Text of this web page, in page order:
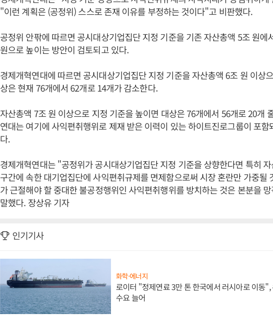
"이런 계획은 (공정위) 스스로 존재 이유를 부정하는 것이다"고 비판했다.
공정위 안팎에 따르면 공시대상기업집단 지정 기준을 기존 자산총액 5조 원에
원으로 높이는 방안이 검토되고 있다.
경제개혁연대에 따르면 공시대상기업집단 지정 기준을 자산총액 6조 원 이상
상은 현재 76개에서 62개로 14개가 감소한다.
자산총액 7조 원 이상으로 지정 기준을 높이면 대상은 76개에서 56개로 20개
연대는 여기에 사익편취행위로 제재 받은 이력이 있는 하이트진로그룹이 포함
다.
경제개혁연대는 "공정위가 공시대상기업집단 지정 기준을 상향한다면 특히
구간에 속한 대기업집단에 사익편취규제를 면제함으로써 시장 혼란만 가중될
가 근절해야 할 중대한 불공정행위인 사익편취행위를 방치하는 것은 본분을
말했다. 장상유 기자
인기기사
화학·에너지
로이터 "정제연료 3만 톤 한국에서 러시아로 이동
수요 늘어